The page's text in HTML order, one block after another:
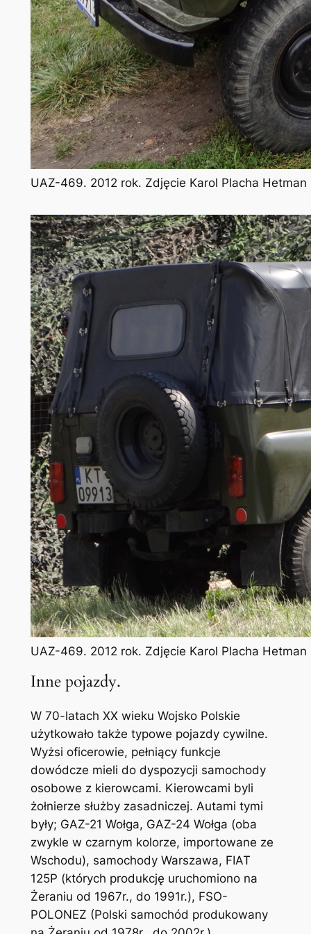
UAZ-469. 2012 rok. Zdjęcie Karol Placha Hetman
UAZ-469. 2012 rok. Zdjęcie Karol Placha Hetman
Inne pojazdy.
W 70-latach XX wieku Wojsko Polskie
użytkowało także typowe pojazdy cywilne.
Wyżsi oficerowie, pełniący funkcje
dowódcze mieli do dyspozycji samochody
osobowe z kierowcami. Kierowcami byli
żołnierze służby zasadniczej. Autami tymi
były; GAZ-21 Wołga, GAZ-24 Wołga (oba
zwykle w czarnym kolorze, importowane ze
Wschodu), samochody Warszawa, FIAT
125P (których produkcję uruchomiono na
Żeraniu od 1967r., do 1991r.), FSO-
POLONEZ (Polski samochód produkowany